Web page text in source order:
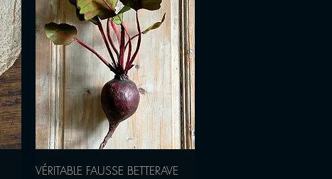
Vista rápida
VÉRITABLE FAUSSE BETTERAVE